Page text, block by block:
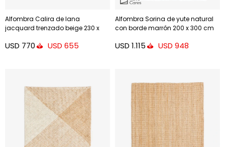
Alfombra Calira de lana
jacquard trenzado beige 230 x
USD 770 USD 655
Alfombra Sorina de yute natural
con borde marrón 200 x 300 cm
USD 1.115 USD 948